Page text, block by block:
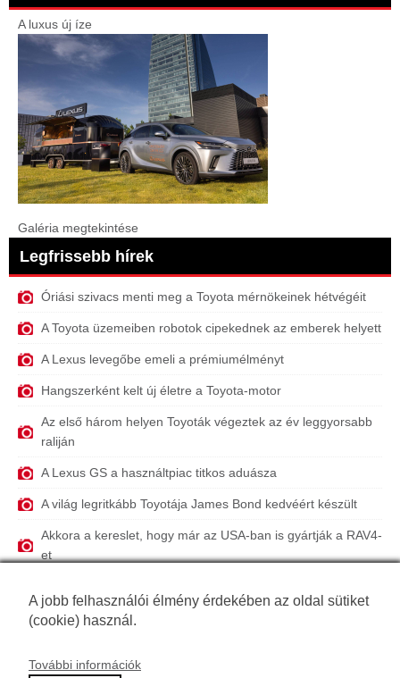
A luxus új íze
Galéria megtekintése
Legfrissebb hírek
Óriási szivacs menti meg a Toyota mérnökeinek hétvégéit
A Toyota üzemeiben robotok cipekednek az emberek helyett
A Lexus levegőbe emeli a prémiumélményt
Hangszerként kelt új életre a Toyota-motor
Az első három helyen Toyoták végeztek az év leggyorsabb
raliján
A Lexus GS a használtpiac titkos aduásza
A világ legritkább Toyotája James Bond kedvéért készült
Akkora a kereslet, hogy már az USA-ban is gyártják a RAV4-
et
A Toyota, ami elfér egy gyufásdobozban
A jobb felhasználói élmény érdekében az oldal sütiket
(cookie) használ.
További információk